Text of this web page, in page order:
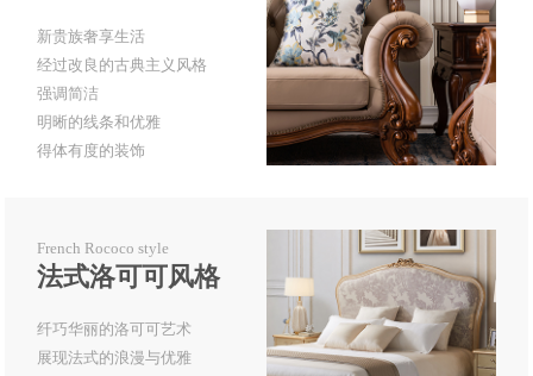
新贵族奢享生活
经过改良的古典主义风格
强调简洁
明晰的线条和优雅
得体有度的装饰
French Rococo style
法式洛可可风格
纤巧华丽的洛可可艺术
展现法式的浪漫与优雅